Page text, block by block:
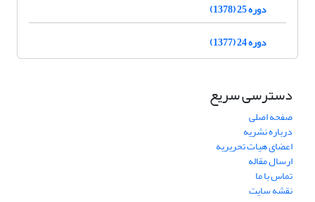
دوره 25 (1378)
دوره 24 (1377)
دسترسی سریع
صفحه اصلی
درباره نشریه
اعضای هیات تحریریه
ارسال مقاله
تماس با ما
نقشه سایت